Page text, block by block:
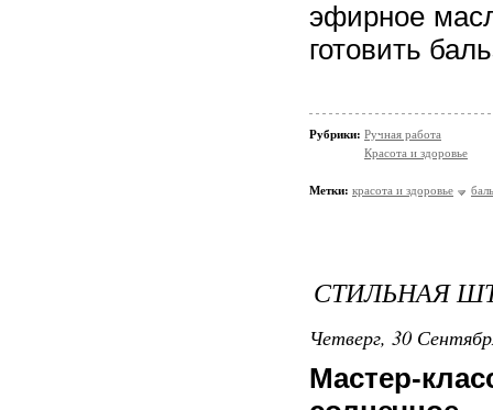
эфирное
готовить
Рубрики: Ручная работа
Красота и здоровье
Метки: красота и здоровье
СТИЛЬНАЯ
Четверг, 30
Мастер-